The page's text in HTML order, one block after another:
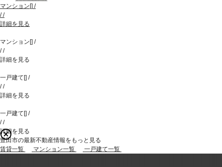
マンション [] /
//
詳細を見る
マンション [] /
//
詳細を見る
一戸建て [] /
//
詳細を見る
一戸建て [] /
//
詳細を見る
豊田市の最新不動産情報をもっと見る
賃貸一覧
マンション一覧 一戸建て一覧